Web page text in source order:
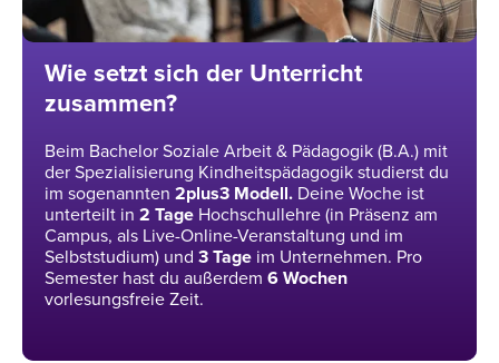
Wie setzt sich der Unterricht
zusammen?
Beim Bachelor Soziale Arbeit & Pädagogik (B.A.) mit
der Spezialisierung Kindheitspädagogik studierst du
im sogenannten 2plus3 Modell. Deine Woche ist
unterteilt in 2 Tage Hochschullehre (in Präsenz am
Campus, als Live-Online-Veranstaltung und im
Selbststudium) und 3 Tage im Unternehmen. Pro
Semester hast du außerdem 6 Wochen
vorlesungsfreie Zeit.